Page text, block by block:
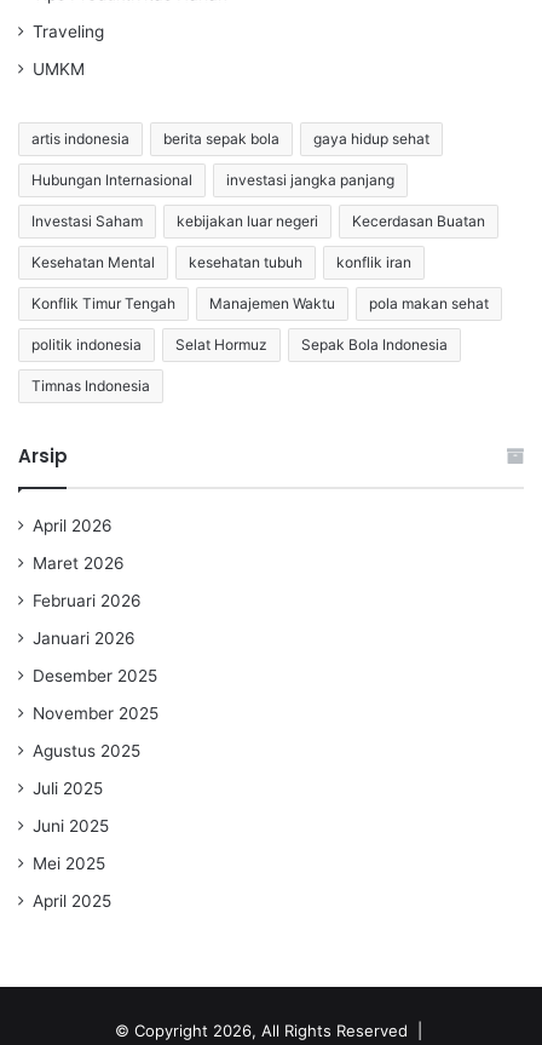
Traveling
UMKM
artis indonesia berita sepak bola gaya hidup sehat
Hubungan Internasional investasi jangka panjang
Investasi Saham kebijakan luar negeri Kecerdasan Buatan
Kesehatan Mental kesehatan tubuh konflik iran
Konflik Timur Tengah Manajemen Waktu pola makan sehat
politik indonesia Selat Hormuz Sepak Bola Indonesia
Timnas Indonesia
Arsip
April 2026
Maret 2026
Februari 2026
Januari 2026
Desember 2025
November 2025
Agustus 2025
Juli 2025
Juni 2025
Mei 2025
April 2025
© Copyright 2026, All Rights Reserved |